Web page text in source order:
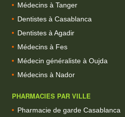
Médecins à Tanger
Dentistes à Casablanca
Dentistes à Agadir
Médecins à Fes
Médecin généraliste à Oujda
Médecins à Nador
PHARMACIES PAR VILLE
Pharmacie de garde Casablanca